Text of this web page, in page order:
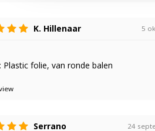
K. Hillenaar 5
Plastic folie, van ronde balen
Serrano 24